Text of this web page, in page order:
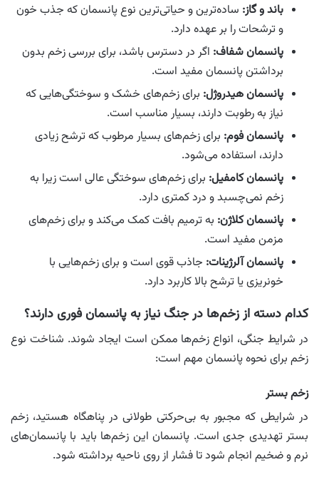
باند و گاز: ساده‌ترین و حیاتی‌ترین نوع پانسمان که جذب خون
و ترشحات را بر عهده دارد.
پانسمان شفاف: اگر در دسترس باشد، برای بررسی زخم بدون
برداشتن پانسمان مفید است.
پانسمان هیدروژل: برای زخم‌های خشک و سوختگی‌هایی که
نیاز به رطوبت دارند، بسیار مناسب است.
پانسمان فوم: برای زخم‌های بسیار مرطوب که ترشح زیادی
دارند، استفاده می‌شود.
پانسمان کامفیل: برای زخم‌های سوختگی عالی است زیرا به
زخم نمی‌چسبد و درد کمتری دارد.
پانسمان کلاژن: به ترمیم بافت کمک می‌کند و برای زخم‌های
مزمن مفید است.
پانسمان آلرژینات: جاذب قوی است و برای زخم‌هایی با
خونریزی یا ترشح بالا کاربرد دارد.
کدام دسته از زخم‌ها در جنگ نیاز به پانسمان فوری دارند؟
در شرایط جنگی، انواع زخم‌ها ممکن است ایجاد شوند. شناخت نوع
زخم برای نحوه پانسمان مهم است:
زخم بستر
در شرایطی که مجبور به بی‌حرکتی طولانی در پناهگاه هستید، زخم
بستر تهدیدی جدی است. پانسمان این زخم‌ها باید با پانسمان‌های
نرم و ضخیم انجام شود تا فشار از روی ناحیه برداشته شود.